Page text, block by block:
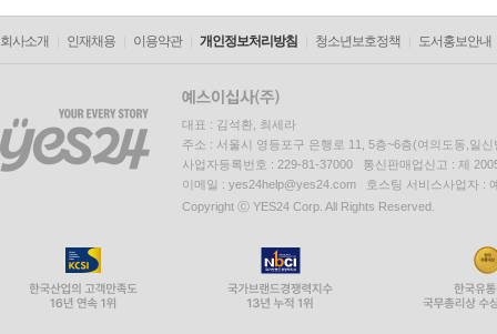
회사소개 인재채용 이용약관 개인정보처리방침 청소년보호정책 도서홍보안내
대표 : 김석환, 최세라
주소 : 서울시 영등포구 은행로 11, 5층~6층(여의도동,일신
사업자등록번호 : 229-81-37000 통신판매업신고 : 제
이메일 : yes24help@yes24.com 호스팅 서비스사업자 :
Copyright ⓒ YES24 Corp. All Rights Reserved.